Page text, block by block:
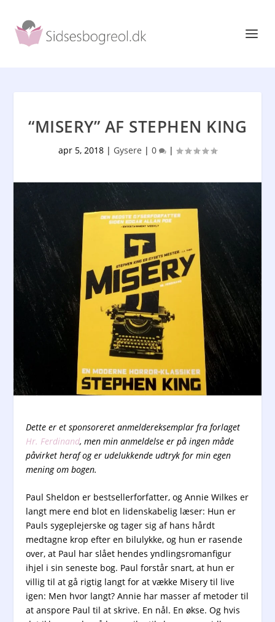
“MISERY” AF STEPHEN KING
apr 5, 2018 | Gysere | 0 |
Dette er et sponsoreret anmeldereksemplar fra forlaget
Hr. Ferdinand, men min anmeldelse er på ingen måde
påvirket heraf og er udelukkende udtryk for min egen
mening om bogen.
Paul Sheldon er bestsellerforfatter, og Annie Wilkes er
langt mere end blot en lidenskabelig læser: Hun er
Pauls sygeplejerske og tager sig af hans hårdt
medtagne krop efter en bilulykke, og hun er rasende
over, at Paul har slået hendes yndlingsromanfigur
ihjel i sin seneste bog. Paul forstår snart, at hun er
villig til at gå rigtig langt for at vække Misery til live
igen: Men hvor langt? Annie har masser af metoder til
at anspore Paul til at skrive. En nål. En økse. Og hvis